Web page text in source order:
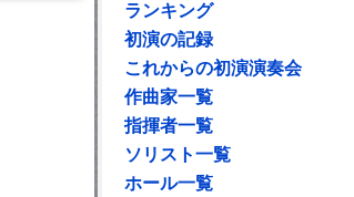
ランキング
初演の記録
これからの初演演奏会
作曲家一覧
指揮者一覧
ソリスト一覧
ホール一覧